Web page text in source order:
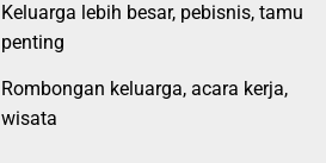
Keluarga lebih besar, pebisnis, tamu
penting
Rombongan keluarga, acara kerja,
wisata